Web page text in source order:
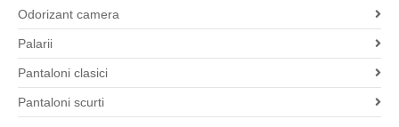
Odorizant camera
Palarii
Pantaloni clasici
Pantaloni scurti